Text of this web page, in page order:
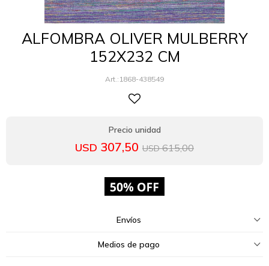
ALFOMBRA OLIVER MULBERRY
152X232 CM
1868-438549
USD 307,50 USD 615,00
Envíos
Medios de pago